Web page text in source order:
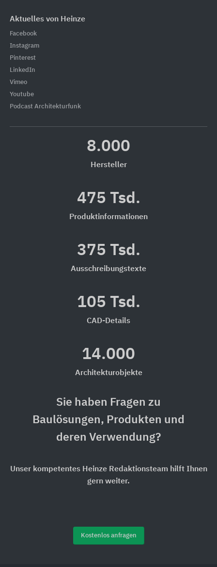
Aktuelles von Heinze
Facebook
Instagram
Pinterest
LinkedIn
Vimeo
Youtube
Podcast Architekturfunk
8.000
Hersteller
475 Tsd.
Produktinformationen
375 Tsd.
Ausschreibungstexte
105 Tsd.
CAD-Details
14.000
Architekturobjekte
Sie haben Fragen zu
Baulösungen, Produkten und
deren Verwendung?
Unser kompetentes Heinze Redaktionsteam hilft Ihnen
gern weiter.
Kostenlos anfragen